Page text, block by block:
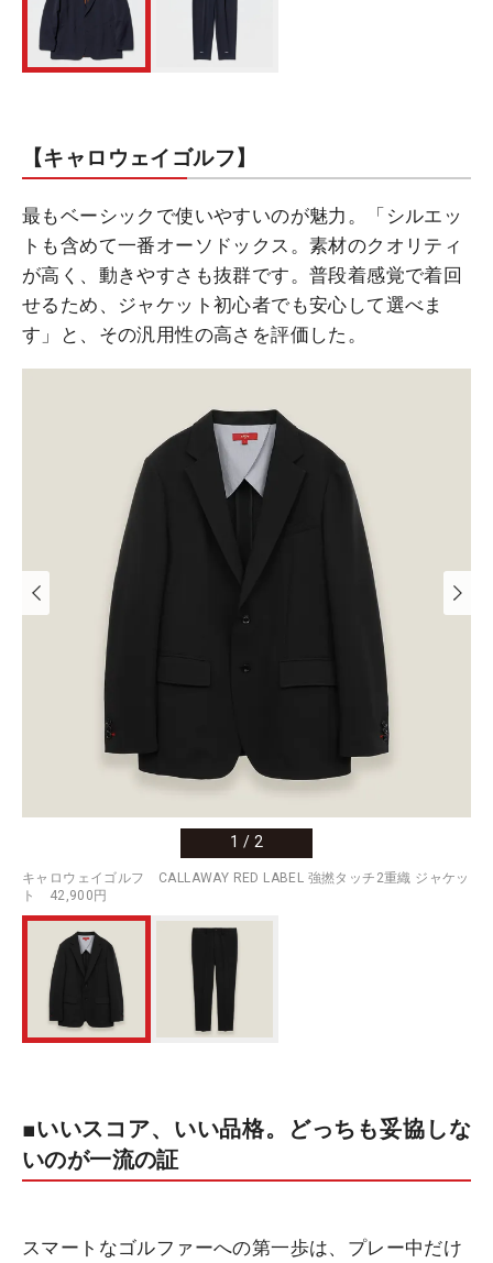
【キャロウェイゴルフ】
最もベーシックで使いやすいのが魅力。「シルエッ
トも含めて一番オーソドックス。素材のクオリティ
が高く、動きやすさも抜群です。普段着感覚で着回
せるため、ジャケット初心者でも安心して選べま
す」と、その汎用性の高さを評価した。
1 / 2
キャロウェイゴルフ CALLAWAY RED LABEL 強撚タッチ2重織 ジャケッ
ト 42,900円
■いいスコア、いい品格。どっちも妥協しな
いのが一流の証
スマートなゴルファーへの第一歩は、プレー中だけ